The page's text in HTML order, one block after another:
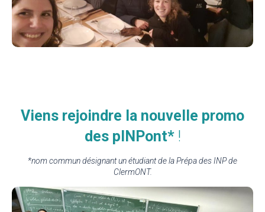
Viens rejoindre la nouvelle promo
des pINPont* !
*nom commun désignant un étudiant de la Prépa des INP de
ClermONT.